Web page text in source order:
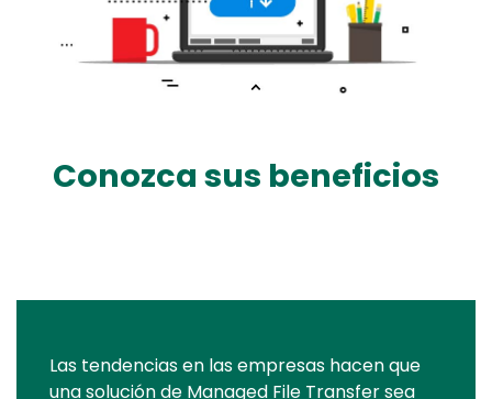
Conozca sus beneficios
Text
Las tendencias en las empresas hacen que
una solución de Managed File Transfer sea